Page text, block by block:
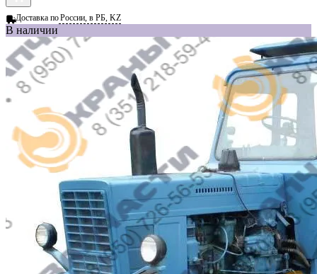
Доставка поРоссии, в РБ, KZ
В наличии